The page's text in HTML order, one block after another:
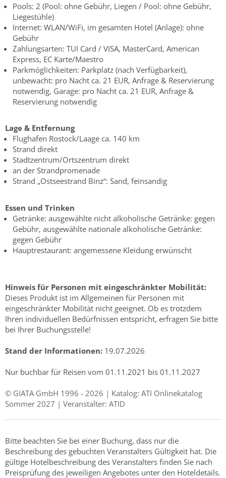
Pools: 2 (Pool: ohne Gebühr, Liegen / Pool: ohne Gebühr,
Liegestühle)
Internet: WLAN/WiFi, im gesamten Hotel (Anlage): ohne
Gebühr
Zahlungsarten: TUI Card / VISA, MasterCard, American
Express, EC Karte/Maestro
Parkmöglichkeiten: Parkplatz (nach Verfügbarkeit),
unbewacht: pro Nacht ca. 21 EUR, Anfrage & Reservierung
notwendig, Garage: pro Nacht ca. 21 EUR, Anfrage &
Reservierung notwendig
Lage & Entfernung
Flughafen Rostock/Laage ca. 140 km
Strand direkt
Stadtzentrum/Ortszentrum direkt
an der Strandpromenade
Strand „Ostseestrand Binz“: Sand, feinsandig
Essen und Trinken
Getränke: ausgewählte nicht alkoholische Getränke: gegen
Gebühr, ausgewählte nationale alkoholische Getränke:
gegen Gebühr
Hauptrestaurant: angemessene Kleidung erwünscht
Hinweis für Personen mit eingeschränkter Mobilität:
Dieses Produkt ist im Allgemeinen für Personen mit
eingeschränkter Mobilität nicht geeignet. Ob es trotzdem
Ihren individuellen Bedürfnissen entspricht, erfragen Sie bitte
bei Ihrer Buchungsstelle!
Stand der Informationen: 19.07.2026
Nur buchbar für Reisen vom 01.11.2021 bis 01.11.2027
© GIATA GmbH 1996 - 2026 | Katalog: ATI Onlinekatalog
Sommer 2027 | Veranstalter: ATID
Bitte beachten Sie bei einer Buchung, dass nur die
Beschreibung des gebuchten Veranstalters Gültigkeit hat. Die
gültige Hotelbeschreibung des Veranstalters finden Sie nach
Preisprüfung des jeweiligen Angebotes unter den Hoteldetails.